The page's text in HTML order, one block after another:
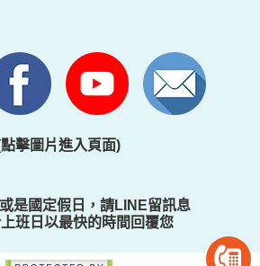
擊圖片進入頁面)
是國定假日，請LINE留訊息
班日以最快的時間回覆您